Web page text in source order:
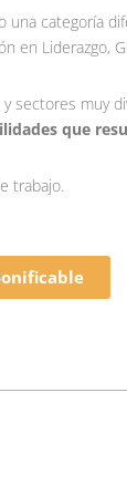
categoría
en
sectores
que
trabajo.